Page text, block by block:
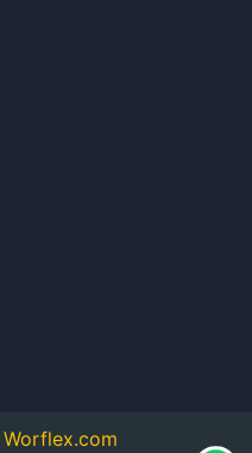
Worflex.com